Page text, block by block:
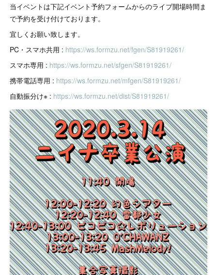
当イベントは下記イベント予約フォームからのライブ開場時間ま
で予約を受け付けております。
宜しくお願い致します。
PC・スマホ共用 : https://ws.formzu.net/fgen/S81919261/
スマホ専用 : https://ws.formzu.net/sfgen/S81919261/
携帯電話専用 : https://ws.formzu.net/mfgen/S81919261/
自動振分け※ : https://ws.formzu.net/dist/S81919261/